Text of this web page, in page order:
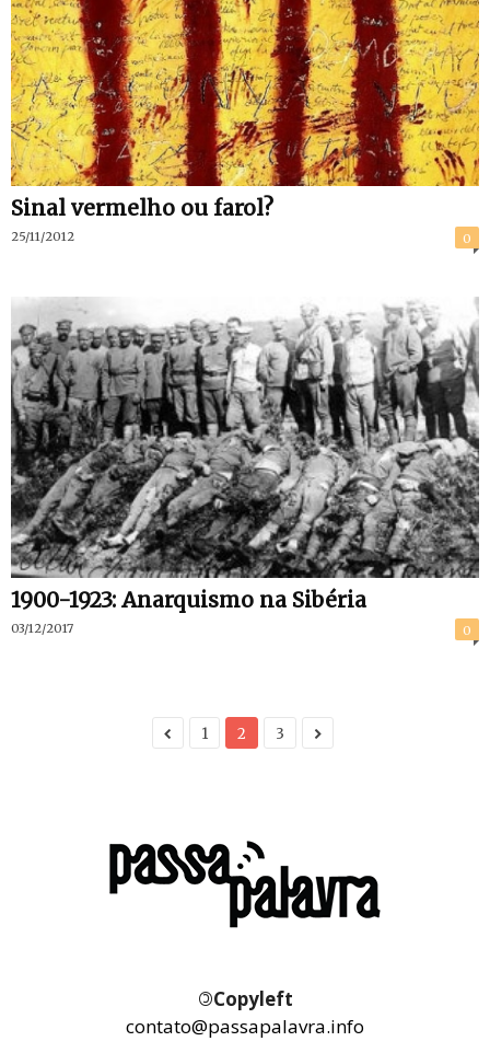
Sinal vermelho ou farol?
25/11/2012 0
1900-1923: Anarquismo na Sibéria
03/12/2017 0
1 2 3
©Copyleft
contato@passapalavra.info